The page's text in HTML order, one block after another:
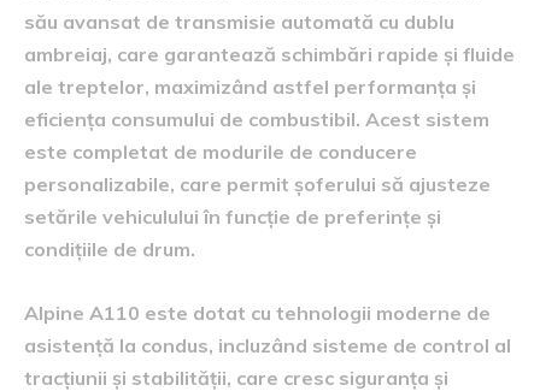
său avansat de transmisie automată cu dublu
ambreiaj, care garantează schimbări rapide și fluide
ale treptelor, maximizând astfel performanța și
eficiența consumului de combustibil. Acest sistem
este completat de modurile de conducere
personalizabile, care permit șoferului să ajusteze
setările vehiculului în funcție de preferințe și
condițiile de drum.
Alpine A110 este dotat cu tehnologii moderne de
asistență la condus, incluzând sisteme de control al
tracțiunii și stabilității, care cresc siguranța și